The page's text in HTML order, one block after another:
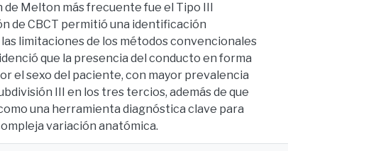
de Melton más frecuente fue el Tipo III
de CBCT permitió una identificación
limitaciones de los métodos convencionales
que la presencia del conducto en forma
el sexo del paciente, con mayor prevalencia
III en los tres tercios, además de que
una herramienta diagnóstica clave para
variación anatómica.